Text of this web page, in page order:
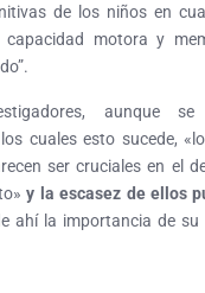
de los niños en
capacidad motora y
aunque se
cuales esto sucede,
ser cruciales en el
y la escasez de ellos
ahí la importancia de su